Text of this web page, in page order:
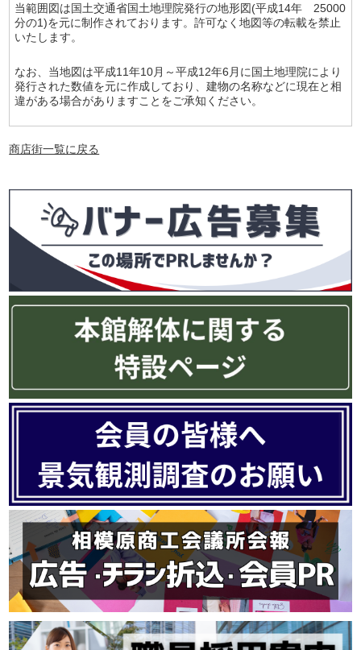
当範囲図は国土交通省国土地理院発行の地形図(平成14年 25000
分の1)を元に制作されております。許可なく地図等の転載を禁止
いたします。
なお、当地図は平成11年10月～平成12年6月に国土地理院により
発行された数値を元に作成しており、建物の名称などに現在と相
違がある場合がありますことをご承知ください。
商店街一覧に戻る